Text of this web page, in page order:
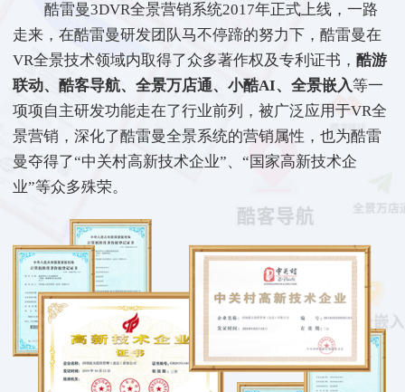
酷雷曼3DVR全景营销系统2017年正式上线，一路
走来，在酷雷曼研发团队马不停蹄的努力下，酷雷曼在
VR全景技术领域内取得了众多著作权及专利证书， 酷游
联动、酷客导航、全景万店通、小酷AI、全景嵌入等一
项项自主研发功能走在了行业前列，被广泛应用于VR全
景营销，深化了酷雷曼全景系统的营销属性，也为酷雷
曼夺得了“中关村高新技术企业”、“国家高新技术企
业”等众多殊荣。